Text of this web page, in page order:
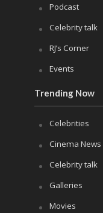
Podcast
Celebrity talk
RJ’s Corner
Events
Trending Now
Celebrities
Cinema News
Celebrity talk
Galleries
Movies